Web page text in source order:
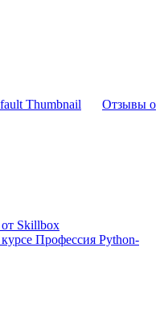
Отзывы о
Skillbox
Профессия Python-